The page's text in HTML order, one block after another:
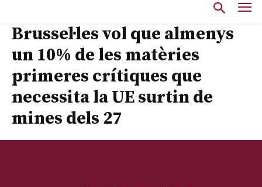
Brussel·les vol que almenys
un 10% de les matèries
primeres crítiques que
necessita la UE surtin de
mines dels 27